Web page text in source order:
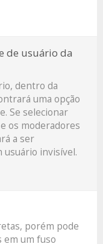
de usuário da
dentro da
uma opção
. Se selecionar
os moderadores
a ser
usuário invisível.
porém pode
em um fuso